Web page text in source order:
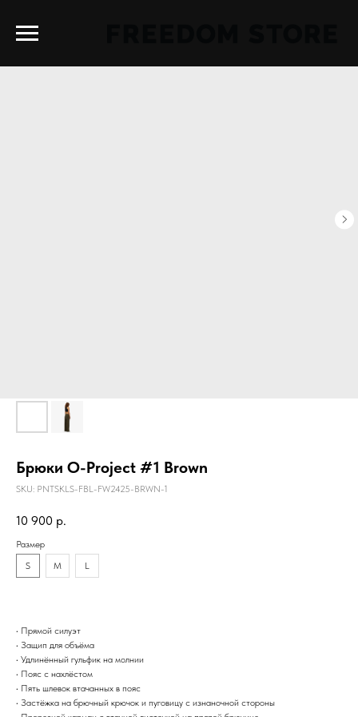
Брюки O-Project #1 Brown
SKU: PNTSKLS-FBL-FW2425-BRWN-1
10 900 р.
Размер
S
M L
• Прямой силуэт
• Защип для объёма
• Удлинённый гульфик на молнии
• Пояс с нахлёстом
• Пять шлевок втачанных в пояс
• Застёжка на брючный крючок и пуговицу с изнаночной стороны